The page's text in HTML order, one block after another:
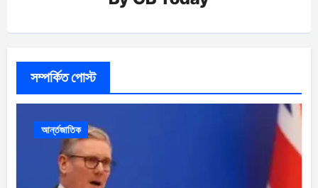
সম্পর্কিত পোস্ট
আর্ন্তজাতিক